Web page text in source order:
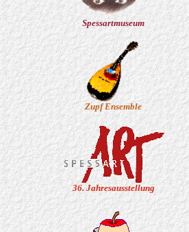
Spessartmuseum
Zupf Ensemble
36. Jahresausstellung